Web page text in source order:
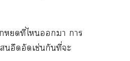
​​​​​
ช่​​ี่​​